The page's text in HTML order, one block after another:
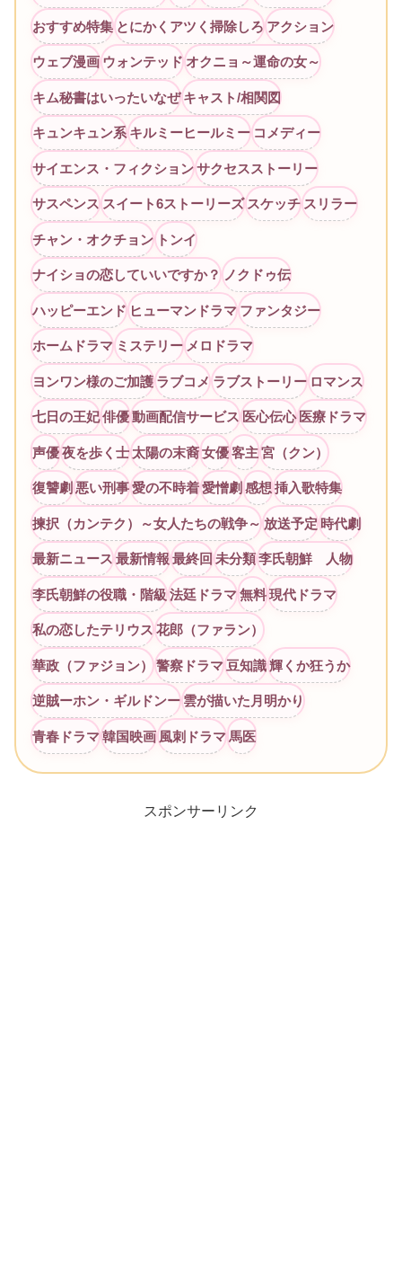
おすすめ特集 とにかくアツく掃除しろ アクション
ウェブ漫画 ウォンテッド オクニョ～運命の女～
キム秘書はいったいなぜ キャスト/相関図
キュンキュン系 キルミーヒールミー コメディー
サイエンス・フィクション サクセスストーリー
サスペンス スイート6ストーリーズ スケッチ スリラー
チャン・オクチョン トンイ
ナイショの恋していいですか？ ノクドゥ伝
ハッピーエンド ヒューマンドラマ ファンタジー
ホームドラマ ミステリー メロドラマ
ヨンワン様のご加護 ラブコメ ラブストーリー ロマンス
七日の王妃 俳優 動画配信サービス 医心伝心 医療ドラマ
声優 夜を歩く士 太陽の末裔 女優 客主 宮（クン）
復讐劇 悪い刑事 愛の不時着 愛憎劇 感想 挿入歌特集
揀択（カンテク）～女人たちの戦争～ 放送予定 時代劇
最新ニュース 最新情報 最終回 未分類 李氏朝鮮 人物
李氏朝鮮の役職・階級 法廷ドラマ 無料 現代ドラマ
私の恋したテリウス 花郎（ファラン）
華政（ファジョン） 警察ドラマ 豆知識 輝くか狂うか
逆賊ーホン・ギルドンー 雲が描いた月明かり
青春ドラマ 韓国映画 風刺ドラマ 馬医
スポンサーリンク